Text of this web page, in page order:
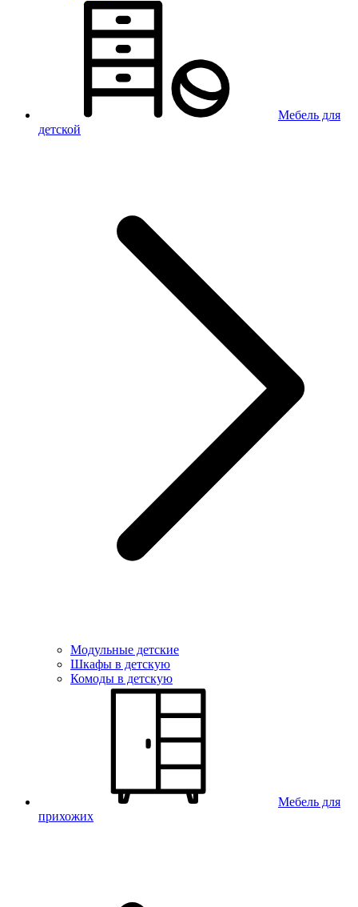
Мебель для
детской
Модульные детские
Шкафы в детскую
Комоды в детскую
Мебель для
прихожих